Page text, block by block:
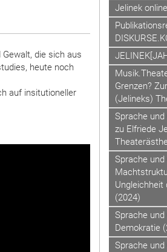
die sich aus
heute noch
auf insitutioneller
Jelinek online
Grenzen?
(Jelineks)
Sprache
zu Elfriede
Sprache
Ungleichheit
(2024)
Sprache
Demokratie
Sprache